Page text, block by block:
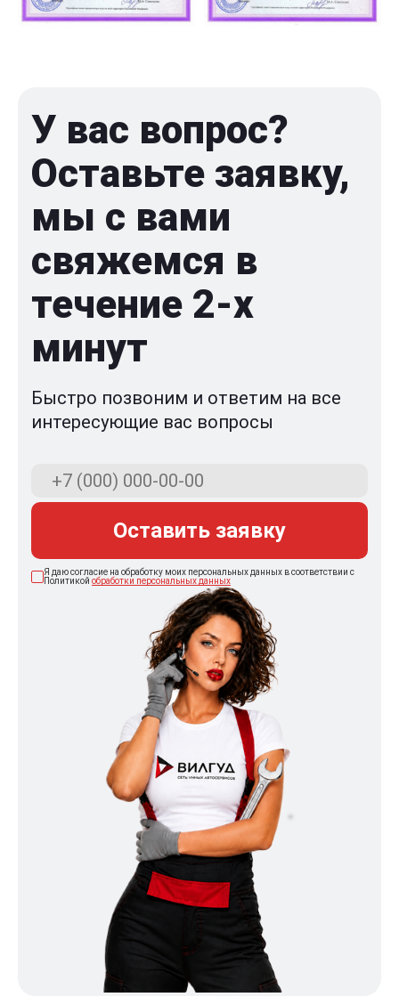
У вас вопрос?
Оставьте заявку,
мы с вами
свяжемся в
течение 2-x
минут
Быстро позвоним и ответим на все
интересующие вас вопросы
Оставить заявку
Я даю согласие на обработку моих персональных данных в соответствии с
Политикой обработки персональных данных